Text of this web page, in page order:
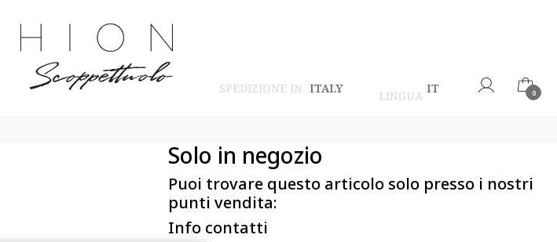
SPEDIZIONE IN ITALY
LINGUA
IT 0
Solo in negozio
Puoi trovare questo articolo solo presso i nostri
punti vendita:
Info contatti